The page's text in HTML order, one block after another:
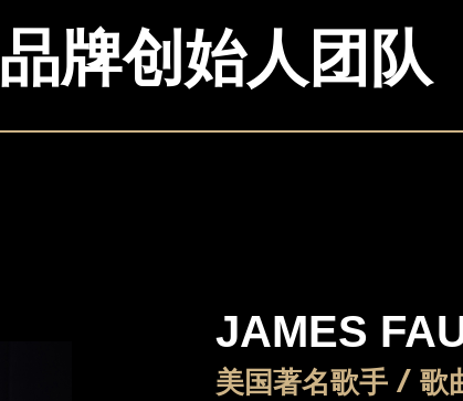
品牌创始人团队
JAMES
美国著名歌手 / 歌